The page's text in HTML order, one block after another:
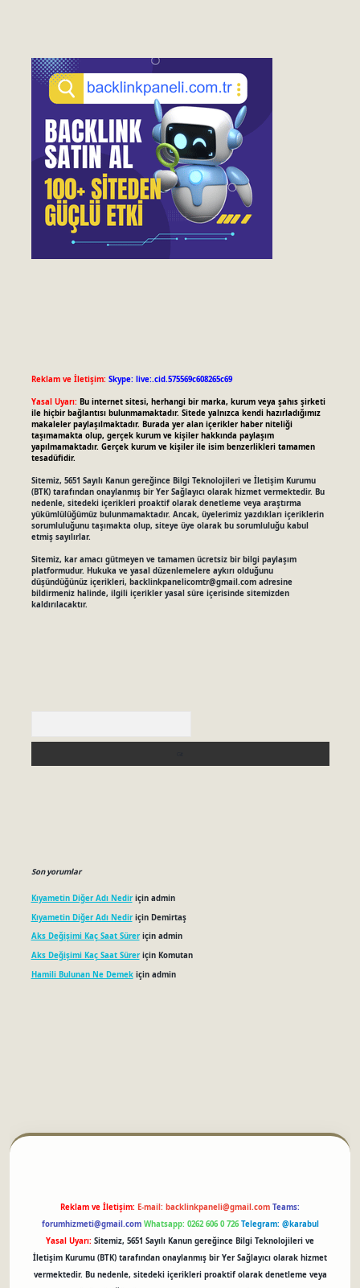
Reklam ve İletişim: Skype: live:.cid.575569c608265c69
Yasal Uyarı: Bu internet sitesi, herhangi bir marka, kurum veya şahıs şirketi
ile hiçbir bağlantısı bulunmamaktadır. Sitede yalnızca kendi hazırladığımız
makaleler paylaşılmaktadır. Burada yer alan içerikler haber niteliği
taşımamakta olup, gerçek kurum ve kişiler hakkında paylaşım
yapılmamaktadır. Gerçek kurum ve kişiler ile isim benzerlikleri tamamen
tesadüfidir.
Sitemiz, 5651 Sayılı Kanun gereğince Bilgi Teknolojileri ve İletişim Kurumu
(BTK) tarafından onaylanmış bir Yer Sağlayıcı olarak hizmet vermektedir. Bu
nedenle, sitedeki içerikleri proaktif olarak denetleme veya araştırma
yükümlülüğümüz bulunmamaktadır. Ancak, üyelerimiz yazdıkları içeriklerin
sorumluluğunu taşımakta olup, siteye üye olarak bu sorumluluğu kabul
etmiş sayılırlar.
Sitemiz, kar amacı gütmeyen ve tamamen ücretsiz bir bilgi paylaşım
platformudur. Hukuka ve yasal düzenlemelere aykırı olduğunu
düşündüğünüz içerikleri, backlinkpanelicomtr@gmail.comadresine
bildirmeniz halinde, ilgili içerikler yasal süre içerisinde sitemizden
kaldırılacaktır.
Son yorumlar
Kıyametin Diğer Adı Nediriçin admin
Kıyametin Diğer Adı Nediriçin Demirtaş
Aks Değişimi Kaç Saat Süreriçin admin
Aks Değişimi Kaç Saat Süreriçin Komutan
Hamili Bulunan Ne Demekiçin admin
Reklam ve İletişim: E-mail: backlinkpaneli@gmail.com Teams:
forumhizmeti@gmail.com Whatsapp: 0262 606 0 726 Telegram: @karabul
Yasal Uyarı: Sitemiz, 5651 Sayılı Kanun gereğince Bilgi Teknolojileri ve
İletişim Kurumu (BTK) tarafından onaylanmış bir Yer Sağlayıcı olarak hizmet
vermektedir. Bu nedenle, sitedeki içerikleri proaktif olarak denetleme veya